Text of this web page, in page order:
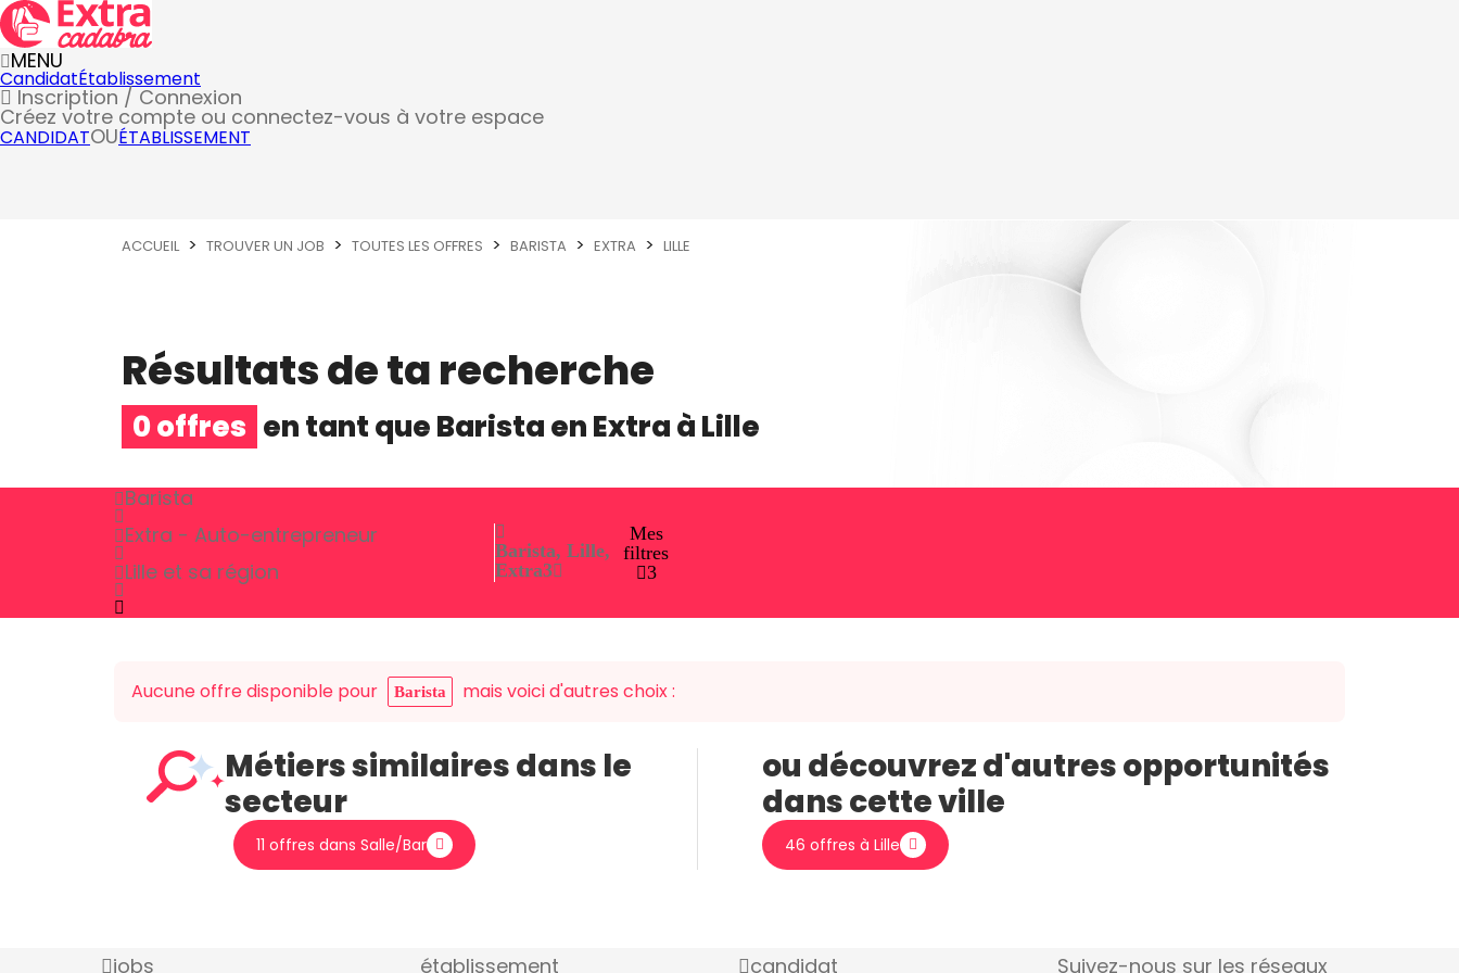
MENU
CandidatÉtablissement
Inscription / Connexion
Créez votre compte ou connectez-vous à votre espace
CANDIDATOUÉTABLISSEMENT
ACCUEIL TROUVER UN JOB TOUTES LES OFFRES BARISTA EXTRA LILLE
Résultats de ta recherche
0 offres en tant queBaristaenExtraàLille
Barista
Extra - Auto-entrepreneur
Lille et sa région
Barista, Lille,
Extra3
Mes
filtres
3
Aucune offre disponible pour Barista mais voici d'autres choix :
Métiers similaires dans le
secteur
11 offres dans Salle/Bar
ou découvrez d'autres opportunités
dans cette ville
46 offres à Lille
jobs établissement candidat Suivez-nous sur les réseaux